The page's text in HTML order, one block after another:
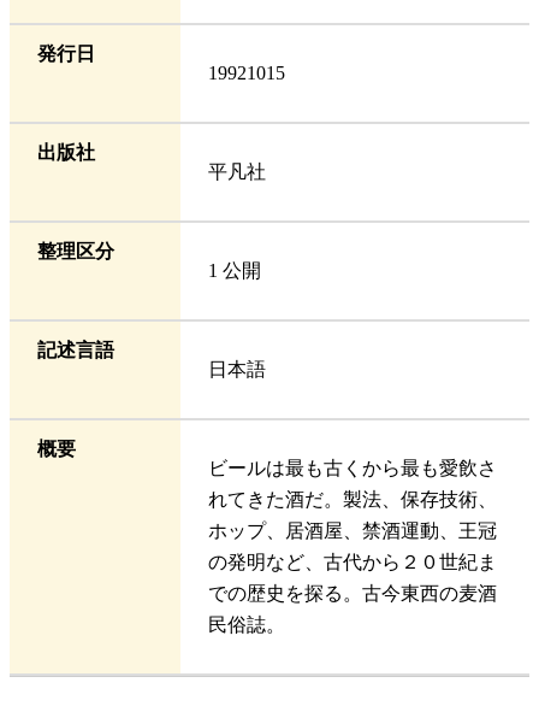
発行日
19921015
出版社
平凡社
整理区分
1 公開
記述言語
日本語
概要
ビールは最も古くから最も愛飲さ
れてきた酒だ。製法、保存技術、
ホップ、居酒屋、禁酒運動、王冠
の発明など、古代から２０世紀ま
での歴史を探る。古今東西の麦酒
民俗誌。